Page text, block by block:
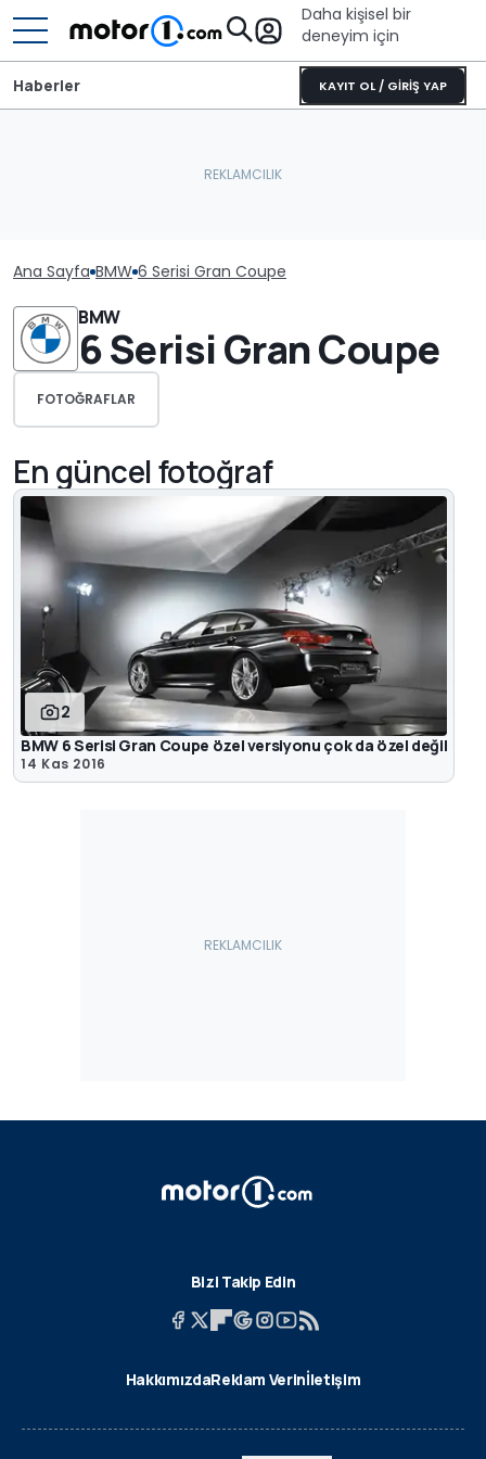
Daha kişisel bir
deneyim için
KAYIT OL / GİRİŞ YAP
Haberler
Ana Sayfa BMW 6 Serisi Gran Coupe
BMW
6 Serisi Gran Coupe
FOTOĞRAFLAR
En güncel fotoğraf
2
BMW 6 Serisi Gran Coupe özel versiyonu çok da özel değil
14 Kas 2016
Bizi Takip Edin
HakkımızdaReklam Verinİletişim